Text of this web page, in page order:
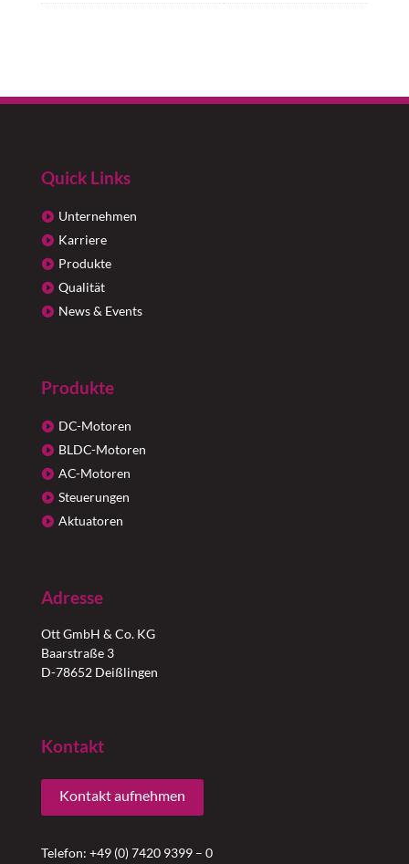
Quick Links
Unternehmen
Karriere
Produkte
Qualität
News & Events
Produkte
DC-Motoren
BLDC-Motoren
AC-Motoren
Steuerungen
Aktuatoren
Adresse
Ott GmbH & Co. KG
Baarstraße 3
D-78652 Deißlingen
Kontakt
Kontakt aufnehmen
Telefon: +49 (0) 7420 9399 – 0